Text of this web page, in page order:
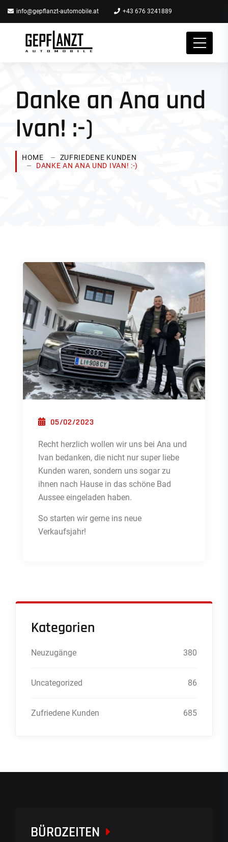
info@gepflanzt-automobile.at +43 676 3241889
Danke an Ana und
Ivan! :-)
HOME
ZUFRIEDENE KUNDEN
DANKE AN ANA UND IVAN! :-)
POSTED ON
05/02/2023
Recht herzlich wollen wir uns bei Ana und
Ivan bedanken, die nicht nur super liebe
Kunden waren, sondern uns sogar zu
ihnen nach Hause in das schöne Bad
Aussee eingeladen haben.
So starten wir gerne ins neue
Verkaufsjahr!
Kategorien
Neuzugänge 380
Uncategorized 86
Zufriedene Kunden 685
BÜROZEITEN